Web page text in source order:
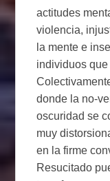
actitudes
violencia,
la mente e
individuos
donde la no-
oscuridad se
muy
en la firme
Resucitado